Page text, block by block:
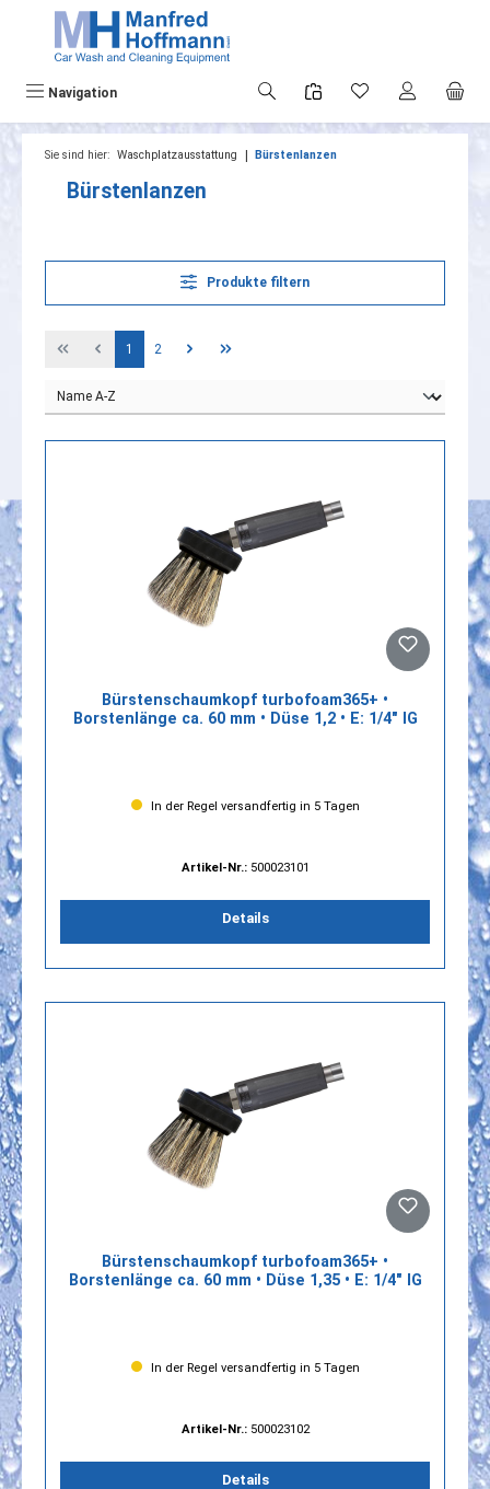
springen
Navigation
Sie sind hier: Waschplatzausstattung | Bürstenlanzen
Bürstenlanzen
Produkte filtern
Seite
1 Seite
2
Bürstenschaumkopf turbofoam365+ •
Borstenlänge ca. 60 mm • Düse 1,2 • E: 1/4" IG
In der Regel versandfertig in 5 Tagen
Artikel-Nr.: 500023101
Details
Bürstenschaumkopf turbofoam365+ •
Borstenlänge ca. 60 mm • Düse 1,35 • E: 1/4" IG
In der Regel versandfertig in 5 Tagen
Artikel-Nr.: 500023102
Details